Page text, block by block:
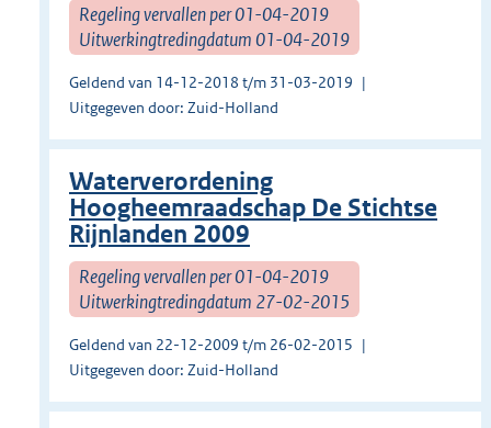
Regeling vervallen per 01-04-2019
Uitwerkingtredingdatum 01-04-2019
Geldend van 14-12-2018 t/m 31-03-2019
Uitgegeven door: Zuid-Holland
Waterverordening
Hoogheemraadschap De Stichtse
Rijnlanden 2009
Regeling vervallen per 01-04-2019
Uitwerkingtredingdatum 27-02-2015
Geldend van 22-12-2009 t/m 26-02-2015
Uitgegeven door: Zuid-Holland